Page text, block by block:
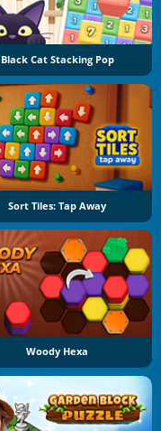
Black Cat Stacking Pop
Sort Tiles: Tap Away
Woody Hexa